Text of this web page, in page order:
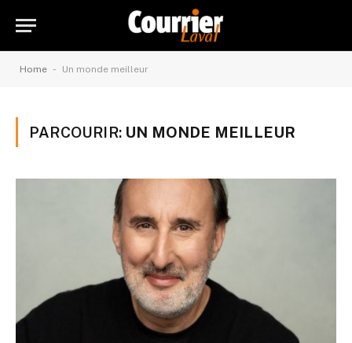
Home - Un monde meilleur
PARCOURIR: UN MONDE MEILLEUR